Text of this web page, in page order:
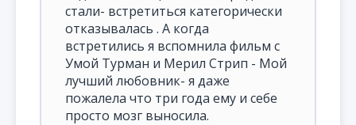
стали- встретиться категорически
отказывалась . А когда
встретились я вспомнила фильм с
Умой Турман и Мерил Стрип - Мой
лучший любовник- я даже
пожалела что три года ему и себе
просто мозг выносила.